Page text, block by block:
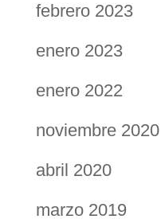
febrero 2023
enero 2023
enero 2022
noviembre 2020
abril 2020
marzo 2019